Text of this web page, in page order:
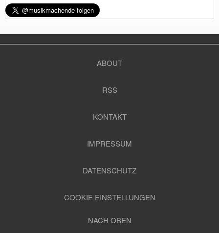
ABOUT
RSS
KONTAKT
IMPRESSUM
DATENSCHUTZ
COOKIE EINSTELLUNGEN
NACH OBEN